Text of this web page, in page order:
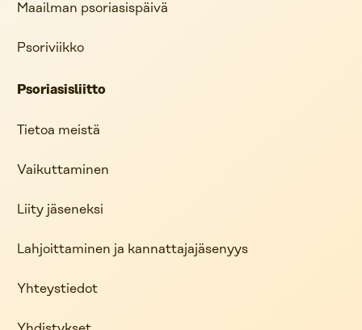
Maailman psoriasispäivä
Psoriviikko
Psoriasisliitto
Tietoa meistä
Vaikuttaminen
Liity jäseneksi
Lahjoittaminen ja kannattajajäsenyys
Yhteystiedot